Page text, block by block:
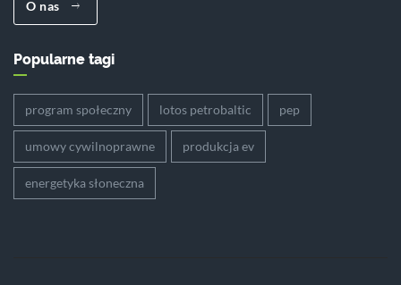
O nas
Popularne tagi
program społeczny lotos petrobaltic pep
umowy cywilnoprawne produkcja ev
energetyka słoneczna